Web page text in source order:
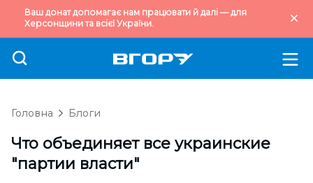
Ваш донат допомагає нам працювати й далі — для
Херсонщини та всієї України.
Головна Блоги
Что объединяет все украинские
"партии власти"